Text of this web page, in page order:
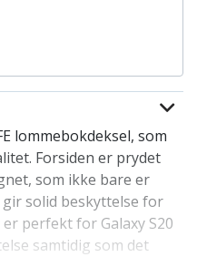
lommebokdeksel, som
Forsiden er prydet
som ikke bare er
solid beskyttelse for
perfekt for Galaxy S20
samtidig som det